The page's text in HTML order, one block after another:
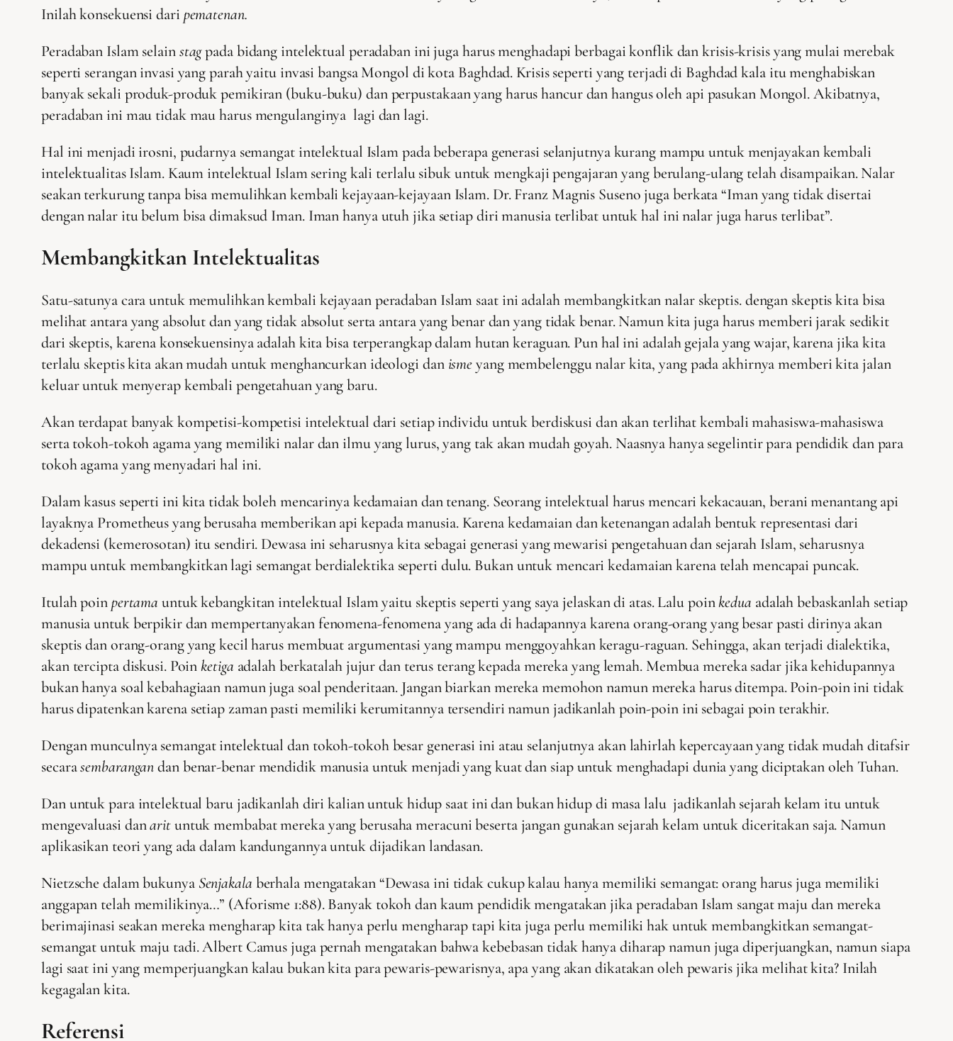
Inilah konsekuensi dari pematenan.
Peradaban Islam selainstagpada bidang intelektual peradaban ini juga harus menghadapi berbagai konflik dan krisis-krisis yang mulai merebak
seperti serangan invasi yang parah yaitu invasi bangsa Mongol di kota Baghdad. Krisis seperti yang terjadi di Baghdad kala itu menghabiskan
banyak sekali produk-produk pemikiran (buku-buku) dan perpustakaan yang harus hancur dan hangus oleh api pasukan Mongol. Akibatnya,
peradaban ini mau tidak mau harus mengulanginya lagi dan lagi.
Hal ini menjadi irosni, pudarnya semangat intelektual Islam pada beberapa generasi selanjutnya kurang mampu untuk menjayakan kembali
intelektualitas Islam. Kaum intelektual Islam sering kali terlalu sibuk untuk mengkaji pengajaran yang berulang-ulang telah disampaikan. Nalar
seakan terkurung tanpa bisa memulihkan kembali kejayaan-kejayaan Islam. Dr. Franz Magnis Suseno juga berkata “Iman yang tidak disertai
dengan nalar itu belum bisa dimaksud Iman. Iman hanya utuh jika setiap diri manusia terlibat untuk hal ini nalar juga harus terlibat”.
Membangkitkan Intelektualitas
Satu-satunya cara untuk memulihkan kembali kejayaan peradaban Islam saat ini adalah membangkitkan nalar skeptis. dengan skeptis kita bisa
melihat antara yang absolut dan yang tidak absolut serta antara yang benar dan yang tidak benar. Namun kita juga harus memberi jarak sedikit
dari skeptis, karena konsekuensinya adalah kita bisa terperangkap dalam hutan keraguan. Pun hal ini adalah gejala yang wajar, karena jika kita
terlalu skeptis kita akan mudah untuk menghancurkan ideologi dan ismeyang membelenggu nalar kita, yang pada akhirnya memberi kita jalan
keluar untuk menyerap kembali pengetahuan yang baru.
Akan terdapat banyak kompetisi-kompetisi intelektual dari setiap individu untuk berdiskusi dan akan terlihat kembali mahasiswa-mahasiswa
serta tokoh-tokoh agama yang memiliki nalar dan ilmu yang lurus, yang tak akan mudah goyah. Naasnya hanya segelintir para pendidik dan para
tokoh agama yang menyadari hal ini.
Dalam kasus seperti ini kita tidak boleh mencarinya kedamaian dan tenang. Seorang intelektual harus mencari kekacauan, berani menantang api
layaknya Prometheus yang berusaha memberikan api kepada manusia. Karena kedamaian dan ketenangan adalah bentuk representasi dari
dekadensi (kemerosotan) itu sendiri. Dewasa ini seharusnya kita sebagai generasi yang mewarisi pengetahuan dan sejarah Islam, seharusnya
mampu untuk membangkitkan lagi semangat berdialektika seperti dulu. Bukan untuk mencari kedamaian karena telah mencapai puncak.
Itulah poinpertama untuk kebangkitan intelektual Islam yaitu skeptis seperti yang saya jelaskan di atas. Lalu poinkedua adalah bebaskanlah setiap
manusia untuk berpikir dan mempertanyakan fenomena-fenomena yang ada di hadapannya karena orang-orang yang besar pasti dirinya akan
skeptis dan orang-orang yang kecil harus membuat argumentasi yang mampu menggoyahkan keragu-raguan. Sehingga, akan terjadi dialektika,
akan tercipta diskusi. Poinketiga adalah berkatalah jujur dan terus terang kepada mereka yang lemah. Membua mereka sadar jika kehidupannya
bukan hanya soal kebahagiaan namun juga soal penderitaan. Jangan biarkan mereka memohon namun mereka harus ditempa. Poin-poin ini tidak
harusdipatenkan karena setiap zaman pasti memiliki kerumitannya tersendiri namun jadikanlah poin-poin ini sebagai poin terakhir.
Dengan munculnya semangat intelektual dan tokoh-tokoh besar generasi ini atau selanjutnya akan lahirlah kepercayaan yang tidak mudah ditafsir
secarasembarangandan benar-benar mendidik manusia untuk menjadi yang kuat dan siap untuk menghadapi dunia yang diciptakan oleh Tuhan.
Dan untuk para intelektual baru jadikanlah diri kalian untuk hidup saat ini dan bukan hidup di masa lalu jadikanlah sejarah kelam itu untuk
mengevaluasi danarituntuk membabat mereka yang berusaha meracuni beserta jangan gunakan sejarah kelam untuk diceritakan saja. Namun
aplikasikan teori yang ada dalam kandungannya untuk dijadikan landasan.
Nietzsche dalam bukunya Senjakala berhala mengatakan “Dewasa ini tidak cukup kalau hanya memiliki semangat: orang harus juga memiliki
anggapan telah memilikinya…” (Aforisme 1:88). Banyak tokoh dan kaum pendidik mengatakan jika peradaban Islam sangat maju dan mereka
berimajinasi seakan mereka mengharap kita tak hanya perlu mengharap tapi kita juga perlu memiliki hak untuk membangkitkan semangat-
semangat untuk maju tadi. Albert Camus juga pernah mengatakan bahwa kebebasan tidak hanya diharap namun juga diperjuangkan, namun siapa
lagi saat ini yang memperjuangkan kalau bukan kita para pewaris-pewarisnya, apa yang akan dikatakan oleh pewaris jika melihat kita? Inilah
kegagalan kita.
Referensi